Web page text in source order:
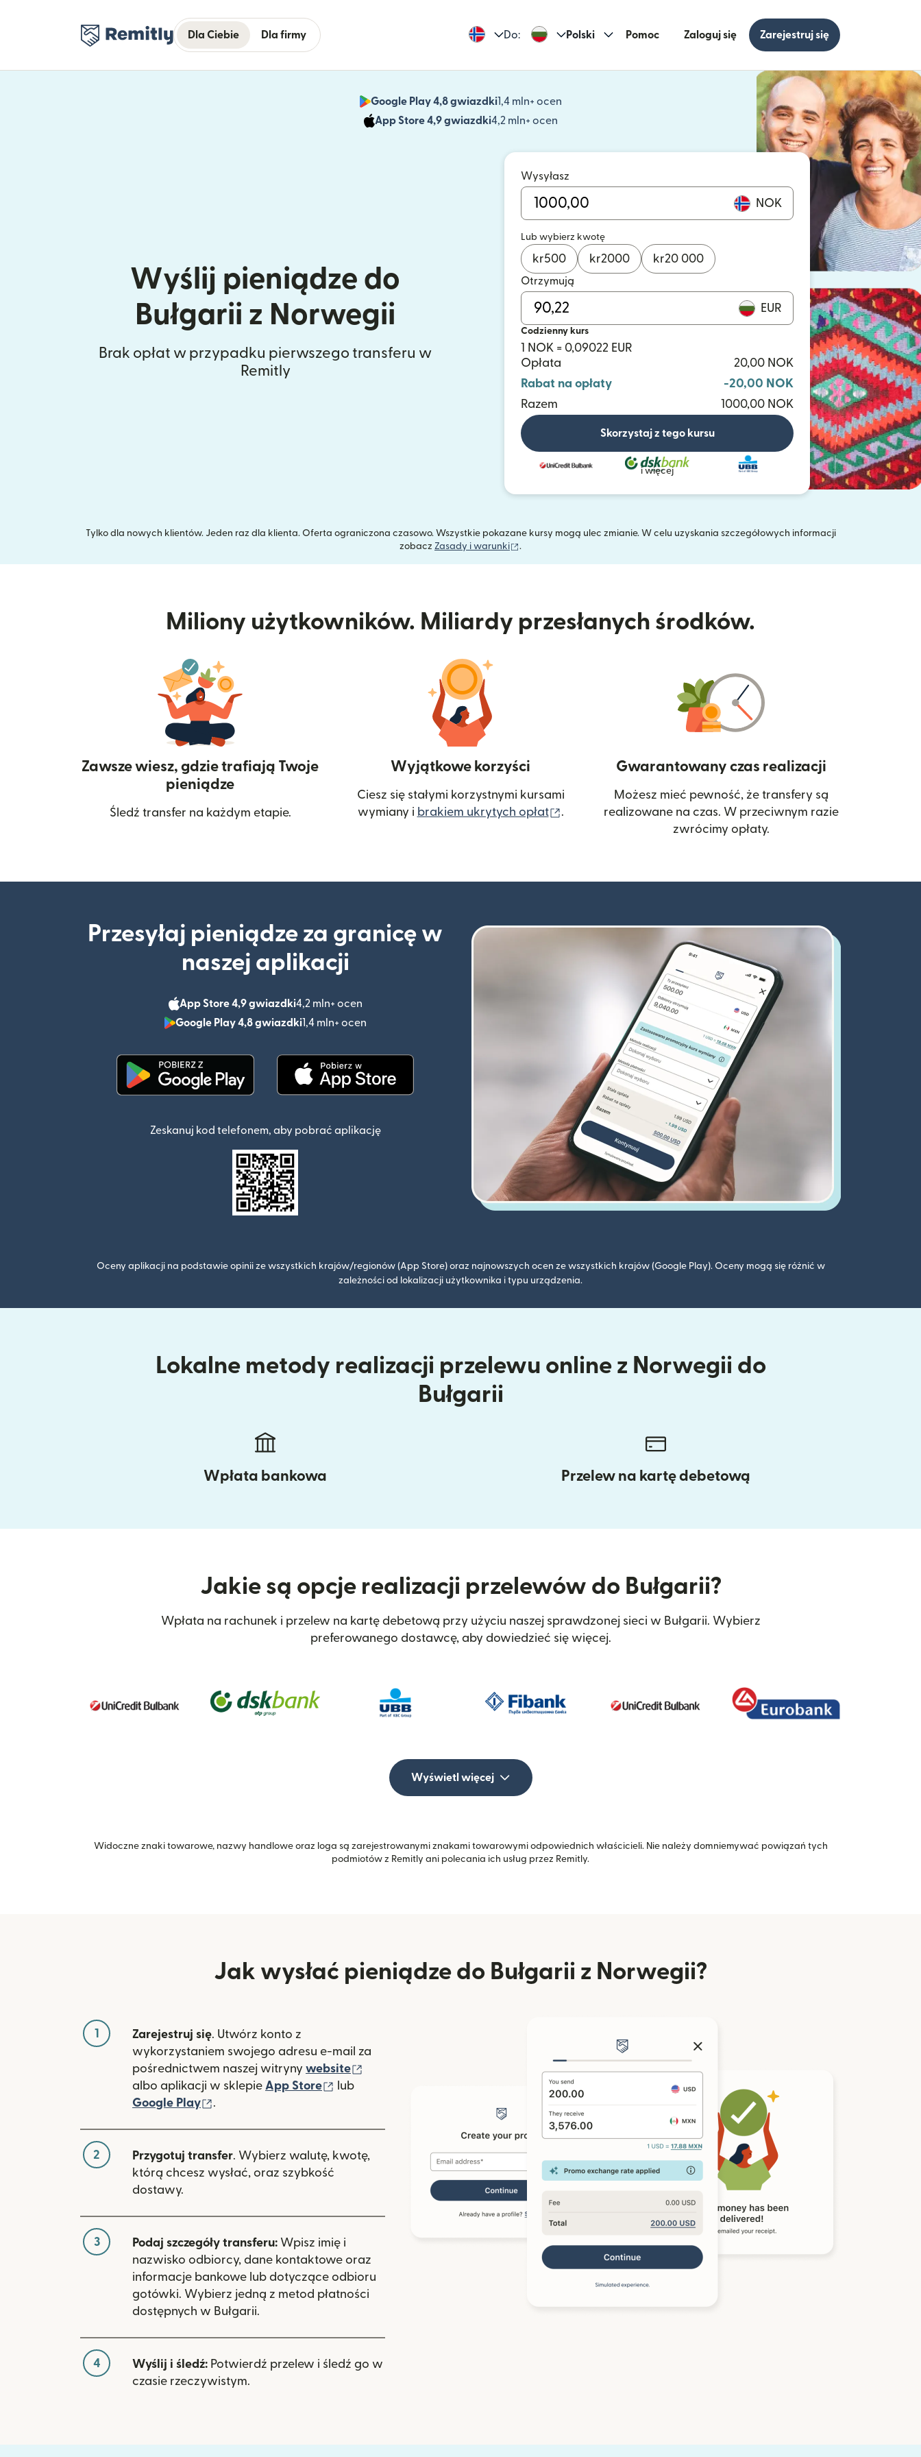
Dla Ciebie Dla firmy Do: Polski Pomoc Zaloguj się Zarejestruj się
Google Play 4,8 gwiazdki1,4 mln+ ocen
(otwiera się w nowym oknie)
App Store 4,9 gwiazdki4,2 mln+ ocen
(otwiera się w nowym oknie)
Wyślij pieniądze do
Bułgarii z Norwegii
Brak opłat w przypadku pierwszego transferu w
Remitly
Wysyłasz
NOK
Lub wybierz kwotę
kr500 kr2000 kr20 000
Otrzymują
EUR
Codzienny kurs
1 NOK = 0,09022 EUR
Opłata
20,00 NOK
Rabat na opłaty
-20,00 NOK
Razem
1000,00 NOK
Skorzystaj z tego kursu
i więcej
Tylko dla nowych klientów. Jeden raz dla klienta. Oferta ograniczona czasowo. Wszystkie pokazane kursy mogą ulec zmianie. W celu uzyskania szczegółowych informacji
zobacz Zasady i warunki (otwiera się w nowym oknie)
.
Miliony użytkowników. Miliardy przesłanych środków.
Zawsze wiesz, gdzie trafiają Twoje
pieniądze
Śledź transfer na każdym etapie.
Wyjątkowe korzyści
Ciesz się stałymi korzystnymi kursami
wymiany i brakiem ukrytych opłat (otwiera się w nowym oknie)
.
Gwarantowany czas realizacji
Możesz mieć pewność, że transfery są
realizowane na czas. W przeciwnym razie
zwrócimy opłaty.
Przesyłaj pieniądze za granicę w
naszej aplikacji
App Store 4,9 gwiazdki4,2 mln+ ocen
(otwiera się w nowym oknie)
Google Play 4,8 gwiazdki1,4 mln+ ocen
(otwiera się w nowym oknie)
Zeskanuj kod telefonem, aby pobrać aplikację
Oceny aplikacji na podstawie opinii ze wszystkich krajów/regionów (App Store) oraz najnowszych ocen ze wszystkich krajów (Google Play). Oceny mogą się różnić w
zależności od lokalizacji użytkownika i typu urządzenia.
Lokalne metody realizacji przelewu online z Norwegii do
Bułgarii
Wpłata bankowa Przelew na kartę debetową
Jakie są opcje realizacji przelewów do Bułgarii?
Wpłata na rachunek i przelew na kartę debetową przy użyciu naszej sprawdzonej sieci w Bułgarii. Wybierz
preferowanego dostawcę, aby dowiedzieć się więcej.
Wyświetl więcej
Widoczne znaki towarowe, nazwy handlowe oraz loga są zarejestrowanymi znakami towarowymi odpowiednich właścicieli. Nie należy domniemywać powiązań tych
podmiotów z Remitly ani polecania ich usług przez Remitly.
Jak wysłać pieniądze do Bułgarii z Norwegii?
1 Zarejestruj się. Utwórz konto z
wykorzystaniem swojego adresu e-mail za
pośrednictwem naszej witryny website
albo aplikacji w sklepie App Store (otwiera się w nowym oknie)
lub
Google Play
(otwiera się w nowym oknie)
.
2 Przygotuj transfer. Wybierz walutę, kwotę,
którą chcesz wysłać, oraz szybkość
dostawy.
3 Podaj szczegóły transferu: Wpisz imię i
nazwisko odbiorcy, dane kontaktowe oraz
informacje bankowe lub dotyczące odbioru
gotówki. Wybierz jedną z metod płatności
dostępnych w Bułgarii.
4 Wyślij i śledź: Potwierdź przelew i śledź go w
czasie rzeczywistym.